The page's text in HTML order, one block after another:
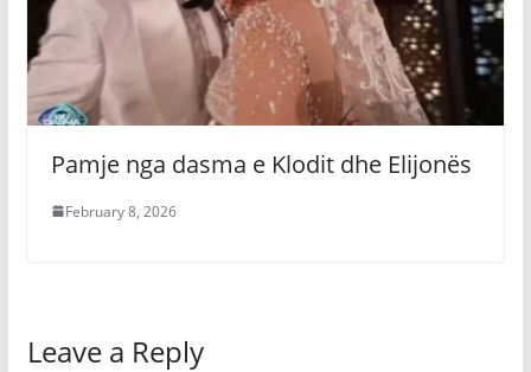
Pamje nga dasma e Klodit dhe Elijonës
February 8, 2026
Leave a Reply